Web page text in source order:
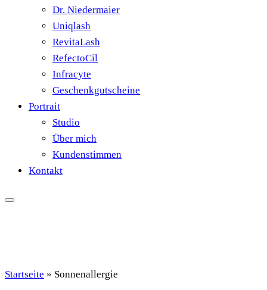
Dr. Niedermaier
Uniqlash
RevitaLash
RefectoCil
Infracyte
Geschenkgutscheine
Portrait
Studio
Über mich
Kundenstimmen
Kontakt
Startseite » Sonnenallergie